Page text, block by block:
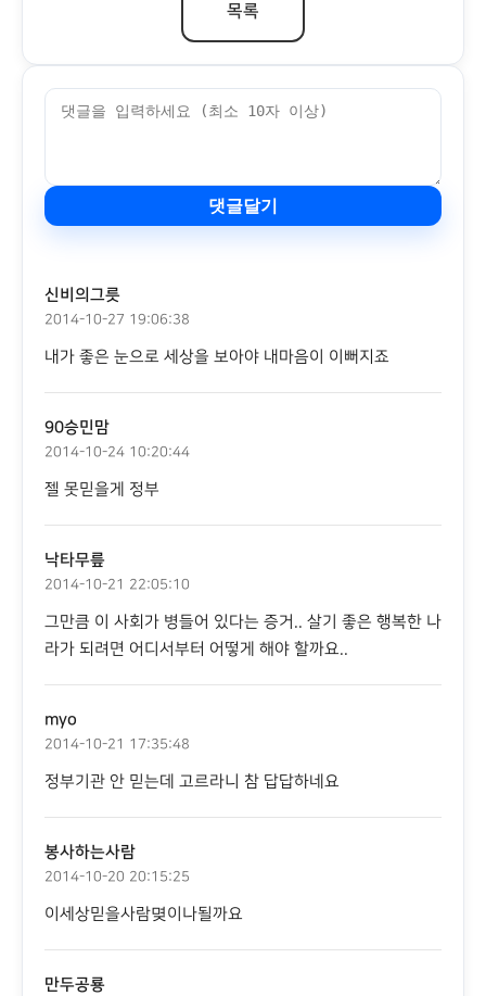
목록
댓글달기
신비의그릇
2014-10-27 19:06:38
내가 좋은 눈으로 세상을 보아야 내마음이 이뻐지죠
90승민맘
2014-10-24 10:20:44
젤 못믿을게 정부
낙타무릎
2014-10-21 22:05:10
그만큼 이 사회가 병들어 있다는 증거.. 살기 좋은 행복한 나
라가 되려면 어디서부터 어떻게 해야 할까요..
myo
2014-10-21 17:35:48
정부기관 안 믿는데 고르라니 참 답답하네요
봉사하는사람
2014-10-20 20:15:25
이세상믿을사람몆이나될까요
만두공룡